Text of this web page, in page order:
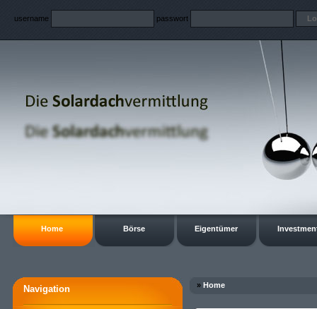
username passwort
Home Börse Eigentümer
Navigation » Home